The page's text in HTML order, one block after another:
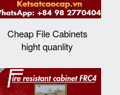
Cheap File Cabinets
hight quanlity